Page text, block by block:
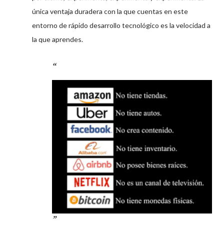
única ventaja duradera con la que cuentas en este
entorno de rápido desarrollo tecnológico es la velocidad a
la que aprendes.